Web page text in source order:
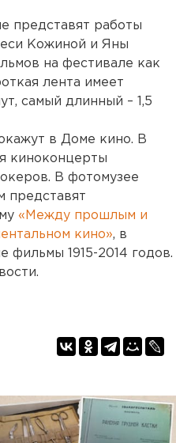
представят работы
Кожиной и Яны
на фестивале как
лента имеет
самый длинный – 1,5
в Доме кино. В
киноконцерты
В фотомузее
представят
«Между прошлым и
кино», в
фильмы 1915-2014 годов.